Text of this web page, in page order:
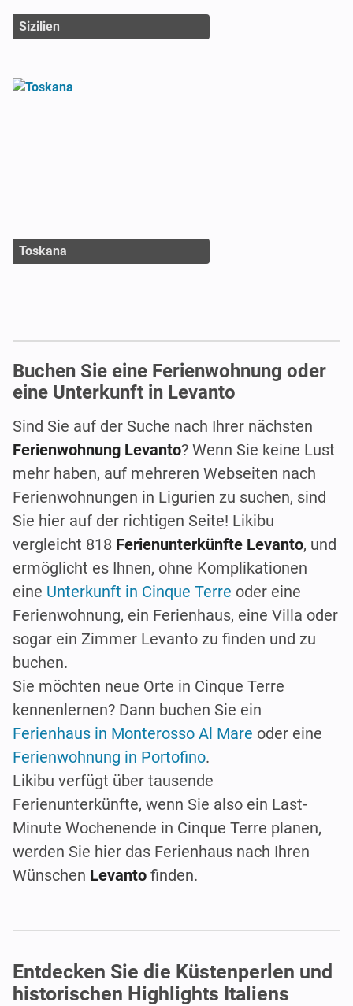
Sizilien
Toskana
Buchen Sie eine Ferienwohnung oder
eine Unterkunft in Levanto
Sind Sie auf der Suche nach Ihrer nächsten
Ferienwohnung Levanto? Wenn Sie keine Lust
mehr haben, auf mehreren Webseiten nach
Ferienwohnungen in Ligurien zu suchen, sind
Sie hier auf der richtigen Seite! Likibu
vergleicht 818 Ferienunterkünfte Levanto, und
ermöglicht es Ihnen, ohne Komplikationen
eine Unterkunft in Cinque Terre oder eine
Ferienwohnung, ein Ferienhaus, eine Villa oder
sogar ein Zimmer Levanto zu finden und zu
buchen.
Sie möchten neue Orte in Cinque Terre
kennenlernen? Dann buchen Sie ein
Ferienhaus in Monterosso Al Mare oder eine
Ferienwohnung in Portofino.
Likibu verfügt über tausende
Ferienunterkünfte, wenn Sie also ein Last-
Minute Wochenende in Cinque Terre planen,
werden Sie hier das Ferienhaus nach Ihren
Wünschen Levanto finden.
Entdecken Sie die Küstenperlen und
historischen Highlights Italiens